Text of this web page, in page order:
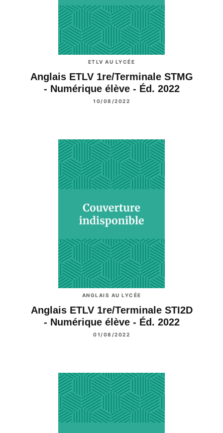
ETLV AU LYCÉE
Anglais ETLV 1re/Terminale STMG
- Numérique élève - Éd. 2022
10/08/2022
ANGLAIS AU LYCÉE
Anglais ETLV 1re/Terminale STI2D
- Numérique élève - Éd. 2022
01/08/2022